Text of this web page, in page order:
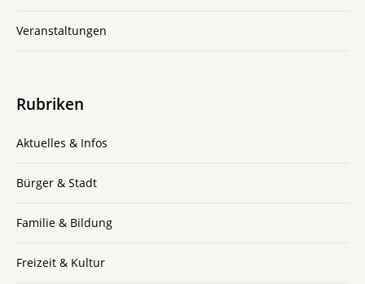
Veranstaltungen
Rubriken
Aktuelles & Infos
Bürger & Stadt
Familie & Bildung
Freizeit & Kultur